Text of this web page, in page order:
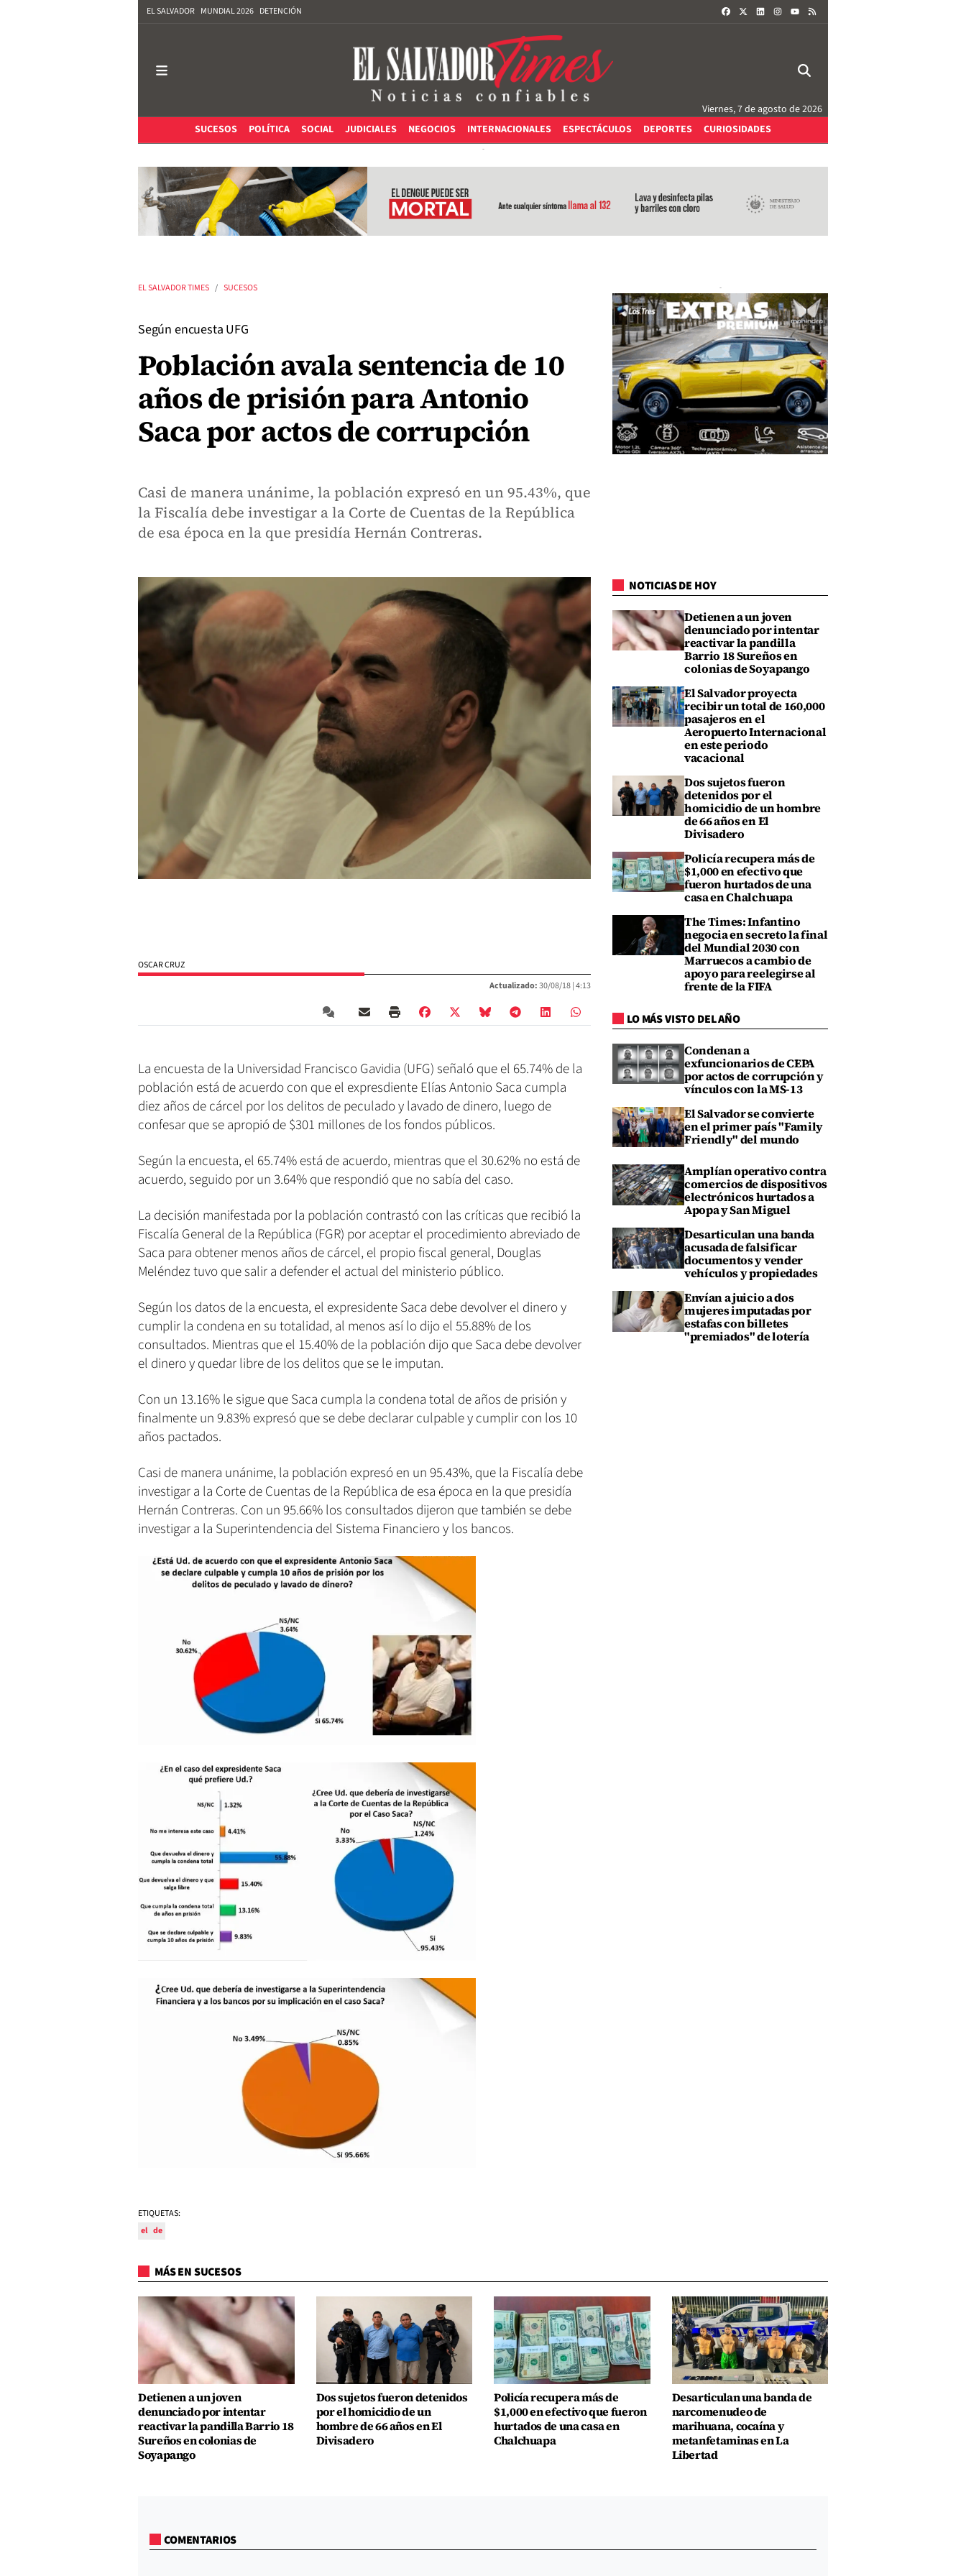
EL SALVADOR MUNDIAL 2026 DETENCIÓN FACEBOOKLINKEDININSTAGRAM
Viernes, 7 de agosto de 2026
SUCESOS
POLÍTICA SOCIAL JUDICIALES NEGOCIOS INTERNACIONALES ESPECTÁCULOS DEPORTES CURIOSIDADES
EL SALVADOR TIMES SUCESOS
Según encuesta UFG
Población avala sentencia de 10
años de prisión para Antonio
Saca por actos de corrupción
Casi de manera unánime, la población expresó en un 95.43%, que
la Fiscalía debe investigar a la Corte de Cuentas de la República
de esa época en la que presidía Hernán Contreras.
OSCAR CRUZ
Actualizado:30/08/18 |4:13
La encuesta de la Universidad Francisco Gavidia (UFG) señaló que el 65.74% de la
población está de acuerdo con que el expresdiente Elías Antonio Saca cumpla
diez años de cárcel por los delitos de peculado y lavado de dinero, luego de
confesar que se apropió de $301 millones de los fondos públicos.
Según la encuesta, el 65.74% está de acuerdo, mientras que el 30.62% no está de
acuerdo, seguido por un 3.64% que respondió que no sabía del caso.
La decisión manifestada por la población contrastó con las críticas que recibió la
Fiscalía General de la República (FGR) por aceptar el procedimiento abreviado de
Saca para obtener menos años de cárcel, el propio fiscal general, Douglas
Meléndez tuvo que salir a defender el actual del ministerio público.
Según los datos de la encuesta, el expresidente Saca debe devolver el dinero y
cumplir la condena en su totalidad, al menos así lo dijo el 55.88% de los
consultados. Mientras que el 15.40% de la población dijo que Saca debe devolver
el dinero y quedar libre de los delitos que se le imputan.
Con un 13.16% le sigue que Saca cumpla la condena total de años de prisión y
finalmente un 9.83% expresó que se debe declarar culpable y cumplir con los 10
años pactados.
Casi de manera unánime, la población expresó en un 95.43%, que la Fiscalía debe
investigar a la Corte de Cuentas de la República de esa época en la que presidía
Hernán Contreras. Con un 95.66% los consultados dijeron que también se debe
investigar a la Superintendencia del Sistema Financiero y los bancos.
ETIQUETAS:
el de
NOTICIAS DE HOY
Detienen a un joven
denunciado por intentar
reactivar la pandilla
Barrio 18 Sureños en
colonias de Soyapango
El Salvador proyecta
recibir un total de 160,000
pasajeros en el
Aeropuerto Internacional
en este periodo
vacacional
Dos sujetos fueron
detenidos por el
homicidio de un hombre
de 66 años en El
Divisadero
Policía recupera más de
$1,000 en efectivo que
fueron hurtados de una
casa en Chalchuapa
The Times: Infantino
negocia en secreto la final
del Mundial 2030 con
Marruecos a cambio de
apoyo para reelegirse al
frente de la FIFA
LO MÁS VISTO DEL AÑO
Condenan a
exfuncionarios de CEPA
por actos de corrupción y
vínculos con la MS-13
El Salvador se convierte
en el primer país "Family
Friendly" del mundo
Amplían operativo contra
comercios de dispositivos
electrónicos hurtados a
Apopa y San Miguel
Desarticulan una banda
acusada de falsificar
documentos y vender
vehículos y propiedades
Envían a juicio a dos
mujeres imputadas por
estafas con billetes
"premiados" de lotería
MÁS EN SUCESOS
Detienen a un joven
denunciado por intentar
reactivar la pandilla Barrio 18
Sureños en colonias de
Soyapango
Dos sujetos fueron detenidos
por el homicidio de un
hombre de 66 años en El
Divisadero
Policía recupera más de
$1,000 en efectivo que fueron
hurtados de una casa en
Chalchuapa
Desarticulan una banda de
narcomenudeo de
marihuana, cocaína y
metanfetaminas en La
Libertad
COMENTARIOS